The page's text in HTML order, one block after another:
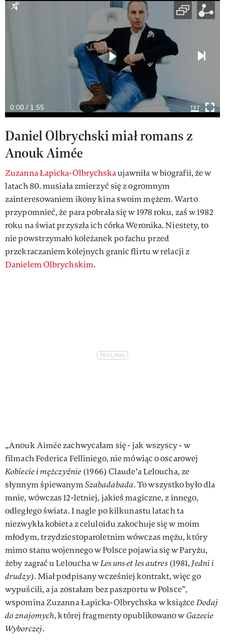
0:00 / 1:55
Daniel Olbrychski miał romans z
Anouk Aimée
Zuzanna Łapicka-Olbrychskaujawniła w biografii, że w
latach 80. musiała zmierzyć się z ogromnym
zainteresowaniem ikony kina swoim mężem. Warto
przypomnieć, że para pobrała się w 1978 roku, zaś w 1982
roku na świat przyszła ich córka Weronika. Niestety, to
nie powstrzymało koleżanek po fachu przed
przekraczaniem kolejnych granic flirtu w relacji z
Danielem Olbrychskim.
„Anouk Aimée zachwycałam się - jak wszyscy - w
filmach Federica Felliniego, nie mówiąc o oscarowej
Kobiecie i mężczyźnie(1966) Claude'a Leloucha, ze
słynnym śpiewanymSzabadabada. To wszystko było dla
mnie, wówczas 12-letniej, jakieś magiczne, z innego,
odległego świata. I nagle po kilkunastu latach ta
niezwykła kobieta z celuloidu zakochuje się w moim
młodym, trzydziestoparoletnim wówczas mężu, który
mimo stanu wojennego w Polsce pojawia się w Paryżu,
żeby zagrać u Leloucha wLes uns et les autres(1981, Jedni i
drudzy). Miał podpisany wcześniej kontrakt, więc go
wypuścili, a ja zostałam bez paszportu w Polsce”,
wspomina Zuzanna Łapicka-Olbrychska w książceDodaj
do znajomych, której fragmenty opublikowano wGazecie
Wyborczej.